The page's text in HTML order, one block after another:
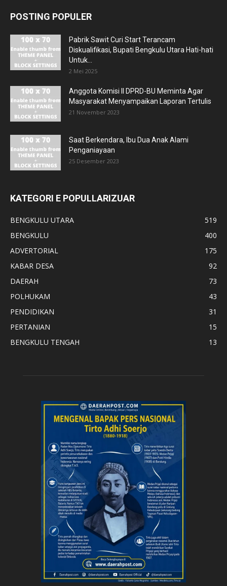
POSTING POPULER
Pabrik Sawit Curi Start Terancam
Diskualifikasi, Bupati Bengkulu Utara Hati-hati
Untuk...
2 Mei 2025
Anggota Komisi II DPRD-BU Meminta Agar
Masyarakat Menyampaikan Laporan Tertulis
21 November 2023
Saat Berkendara, Ibu Dua Anak Alami
Penganiayaan
25 Desember 2023
KATEGORI E POPULLARIZUAR
BENGKULU UTARA
519
BENGKULU
400
ADVERTORIAL
175
KABAR DESA
92
DAERAH
73
POLHUKAM
43
PENDIDIKAN
31
PERTANIAN
15
BENGKULU TENGAH
13